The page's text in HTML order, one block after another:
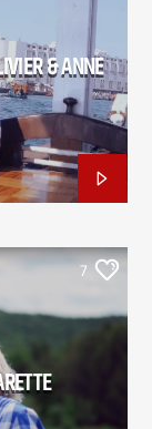
& ANNE
7